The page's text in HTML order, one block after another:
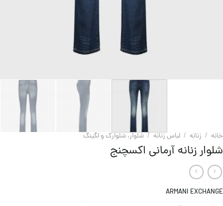
خانه / زنانه / لباس زنانه / شلوار، شلوارک و لگینگ
شلوار زنانه آرمانی اکسچنج
ARMANI EXCHANGE